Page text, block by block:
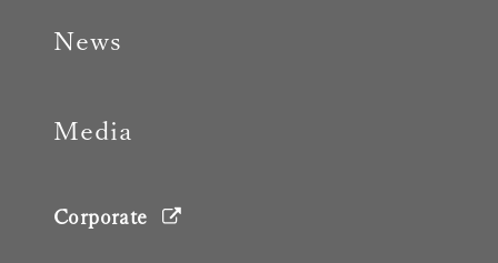
News
Media
Corporate